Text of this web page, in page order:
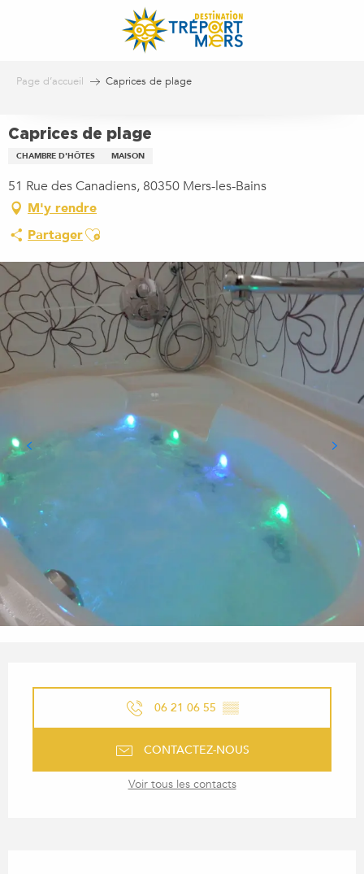
Page d’accueil Caprices de plage
Caprices de plage
CHAMBRE D'HÔTES MAISON
51 Rue des Canadiens, 80350 Mers-les-Bains
M'y rendre
PartagerAjouter aux favoris
06 21 06 55 ▒▒
CONTACTEZ-NOUS
Voir tous les contacts